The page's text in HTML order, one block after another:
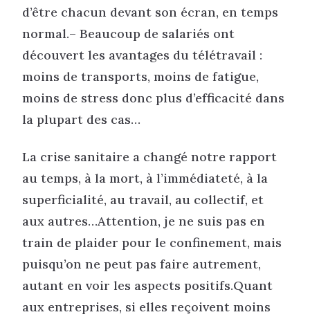
d’être chacun devant son écran, en temps
normal.– Beaucoup de salariés ont
découvert les avantages du télétravail :
moins de transports, moins de fatigue,
moins de stress donc plus d’efficacité dans
la plupart des cas…
La crise sanitaire a changé notre rapport
au temps, à la mort, à l’immédiateté, à la
superficialité, au travail, au collectif, et
aux autres…Attention, je ne suis pas en
train de plaider pour le confinement, mais
puisqu’on ne peut pas faire autrement,
autant en voir les aspects positifs.Quant
aux entreprises, si elles reçoivent moins